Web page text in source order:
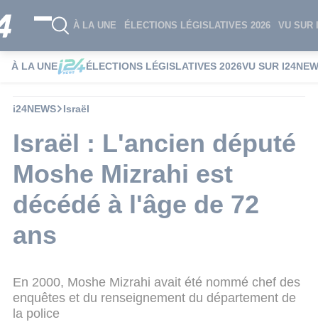
À LA UNE ÉLECTIONS LÉGISLATIVES 2026 VU SUR
À LA UNE ÉLECTIONS LÉGISLATIVES 2026VU SUR
i24NEWS Israël
Israël : L'ancien député
Moshe Mizrahi est
décédé à l'âge de 72
ans
En 2000, Moshe Mizrahi avait été nommé chef des
enquêtes et du renseignement du département de
la police